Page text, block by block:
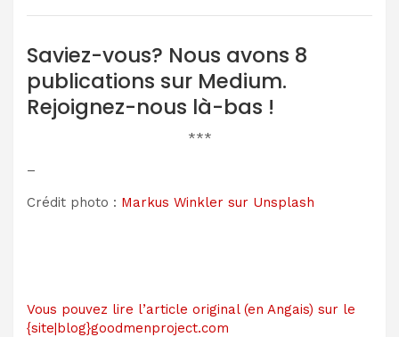
Saviez-vous? Nous avons 8
publications sur Medium.
Rejoignez-nous là-bas !
***
–
Crédit photo : Markus Winkler sur Unsplash
Vous pouvez lire l’article original (en Angais) sur le
{site|blog}goodmenproject.com